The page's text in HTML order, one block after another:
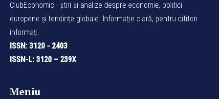
ClubEconomic - știri și analize despre economie, politici
europene și tendințe globale. Informație clară, pentru cititori
informați.
ISSN: 3120 - 2403
ISSN-L: 3120 – 239X
Meniu